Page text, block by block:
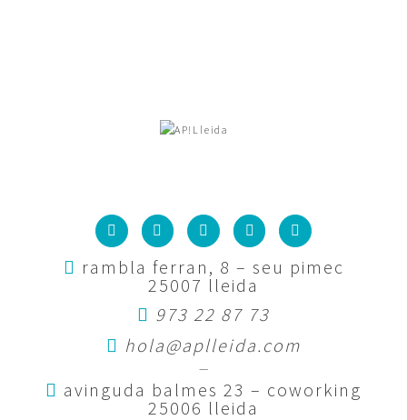
rambla ferran, 8 – seu pimec
25007 lleida
973 22 87 73
hola@aplleida.com
—
avinguda balmes 23 – coworking
25006 lleida